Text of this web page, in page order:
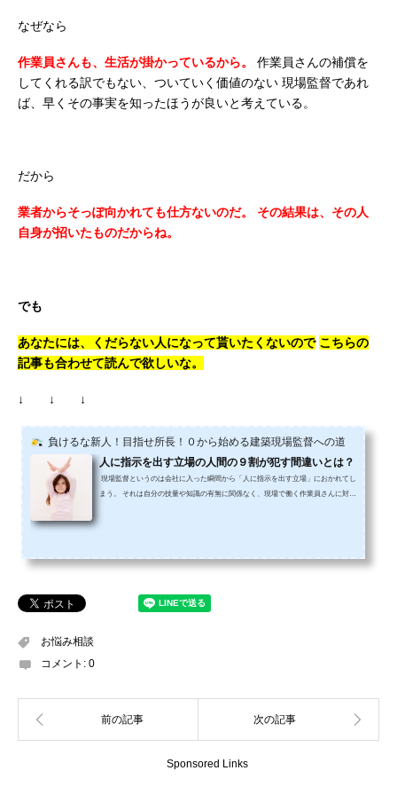
なぜなら
作業員さんも、生活が掛かっているから。
作業員さんの補償を
してくれる訳でもない、ついていく価値のない 現場監督であれ
ば、早くその事実を知ったほうが良いと考えている。
だから
業者からそっぽ向かれても仕方ないのだ。
その結果は、その人
自身が招いたものだからね。
でも
あなたには、くだらない人になって貰いたくないので こちらの
記事も合わせて読んで欲しいな。
↓ ↓ ↓
負けるな新人！目指せ所長！０から始める建築現場監督への道
人に指示を出す立場の人間の９割が犯す間違いとは？
現場監督というのは会社に入った瞬間から「人に指示を出す立場」におかれてし
まう。 それは自分の技量や知識の有無に関係なく、現場で働く作業員さんに対し
最初に先輩から教えられた。だから、今でも...
お悩み相談
コメント: 0
Sponsored Links